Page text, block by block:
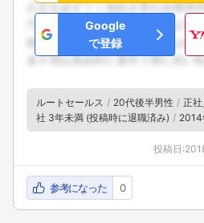
Google
で登録
ルートセールス 20代後半男性 正社
社 3年未満 (投稿時に退職済み)
2014
投稿日:
参考になった 0